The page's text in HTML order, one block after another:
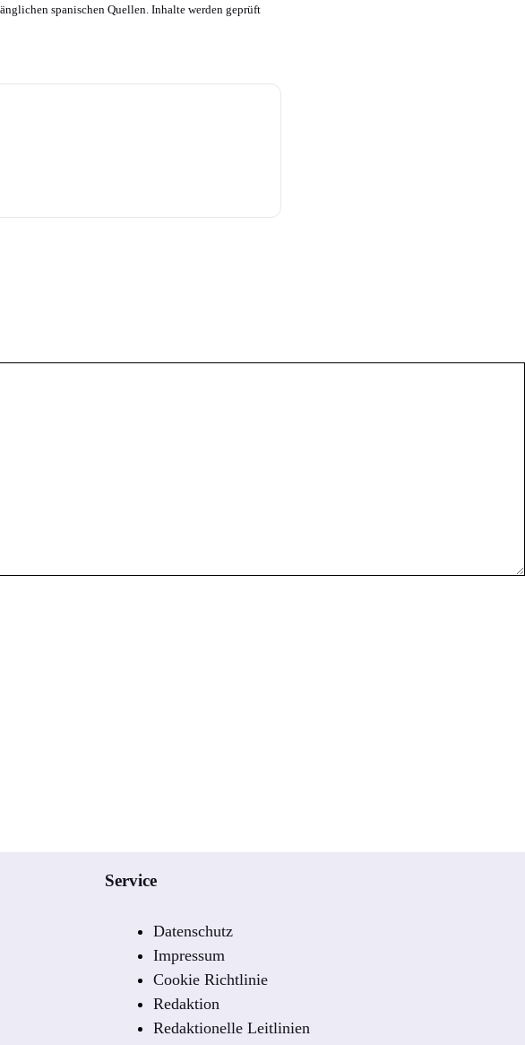
spanischen Quellen. Inhalte werden geprüft
Service
Datenschutz
Impressum
Cookie Richtlinie
Redaktion
Redaktionelle Leitlinien